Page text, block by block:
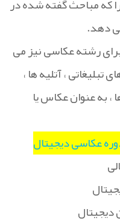
که مباحث گفته شده در
دهد.
رشته عکاسی نیز می
، آتلیه ها ،
، به عنوان عکاس یا
عکاسی دیجیتال
دیجیتال